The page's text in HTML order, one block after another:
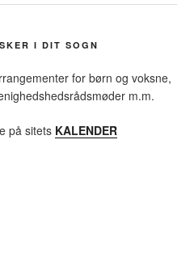
I DIT SOGN
for børn og voksne,
m.m.
på sitets KALENDER